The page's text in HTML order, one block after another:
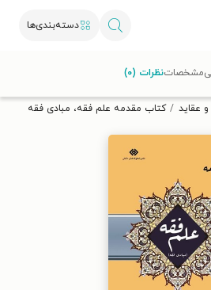
دسته‌بندی‌ها
از طاقچه دریافت کن.
و عقاید کتاب مقدمه علم فقه، مبادی فقه
مشخصاتنظرات (۰)